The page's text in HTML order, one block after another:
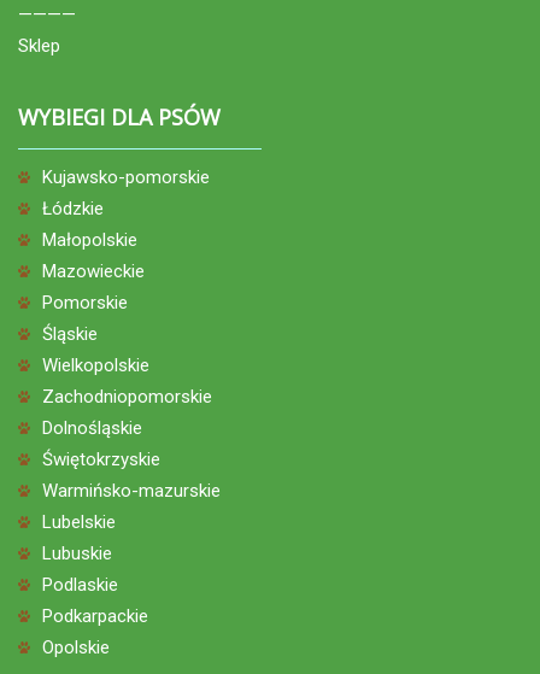
————
Sklep
WYBIEGI DLA PSÓW
Kujawsko-pomorskie
Łódzkie
Małopolskie
Mazowieckie
Pomorskie
Śląskie
Wielkopolskie
Zachodniopomorskie
Dolnośląskie
Świętokrzyskie
Warmińsko-mazurskie
Lubelskie
Lubuskie
Podlaskie
Podkarpackie
Opolskie